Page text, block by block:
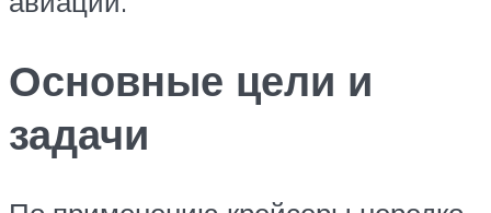
Основные цели и
задачи